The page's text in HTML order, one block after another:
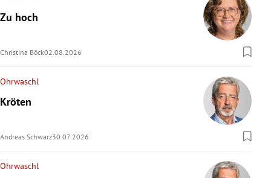
Zu hoch
Christina Böck02.08.2026
Ohrwaschl
Kröten
Andreas Schwarz30.07.2026
Ohrwaschl